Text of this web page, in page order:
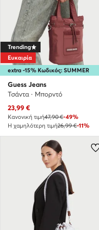
extra -15% Κωδικός: SUMMER
Trending
Ευκαιρία
Guess Jeans
Τσάντα · Μπορντό
Τρέχουσα τιμή
23,99 €
Κανονική τιμή47,90 €-49%
Η χαμηλότερη τιμή26,99 €-11%